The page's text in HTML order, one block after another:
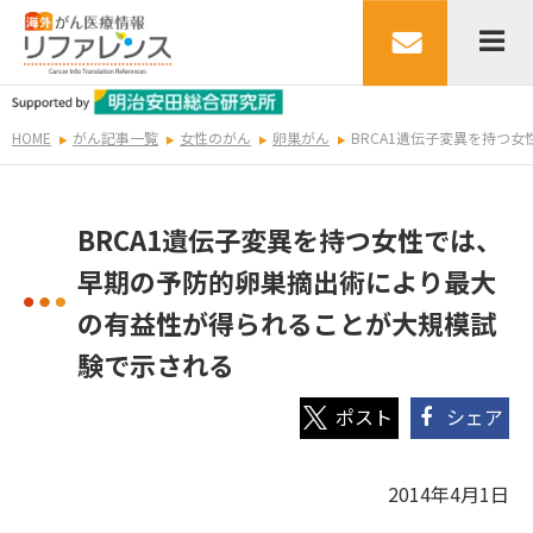
HOME がん記事一覧 女性のがん 卵巣がん BRCA1遺伝子変異を持つ
BRCA1遺伝子変異を持つ女性では、
早期の予防的卵巣摘出術により最大
の有益性が得られることが大規模試
験で示される
シェア
2014年4月1日